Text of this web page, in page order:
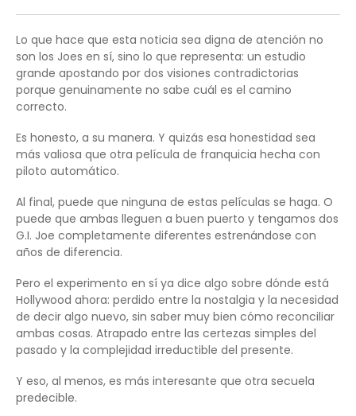
Lo que hace que esta noticia sea digna de atención no
son los Joes en sí, sino lo que representa: un estudio
grande apostando por dos visiones contradictorias
porque genuinamente no sabe cuál es el camino
correcto.
Es honesto, a su manera. Y quizás esa honestidad sea
más valiosa que otra película de franquicia hecha con
piloto automático.
Al final, puede que ninguna de estas películas se haga. O
puede que ambas lleguen a buen puerto y tengamos dos
G.I. Joe completamente diferentes estrenándose con
años de diferencia.
Pero el experimento en sí ya dice algo sobre dónde está
Hollywood ahora: perdido entre la nostalgia y la necesidad
de decir algo nuevo, sin saber muy bien cómo reconciliar
ambas cosas. Atrapado entre las certezas simples del
pasado y la complejidad irreductible del presente.
Y eso, al menos, es más interesante que otra secuela
predecible.